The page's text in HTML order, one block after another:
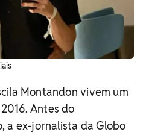
Montandon vivem um
Antes do
a ex-jornalista da Globo